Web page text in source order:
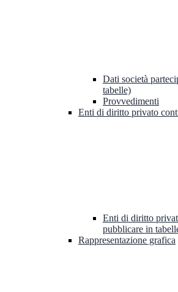
Dati società
tabelle)
Provvedimenti
Enti di diritto privato
Enti di diritto
pubblicare in
Rappresentazione grafica